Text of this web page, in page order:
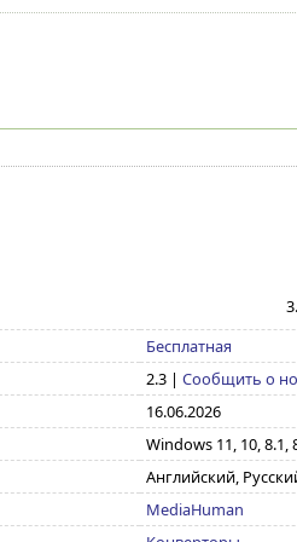
Бесплатная
2.3| Сообщить о
16.06.2026
Windows 11, 10, 8.1,
Английский,
MediaHuman